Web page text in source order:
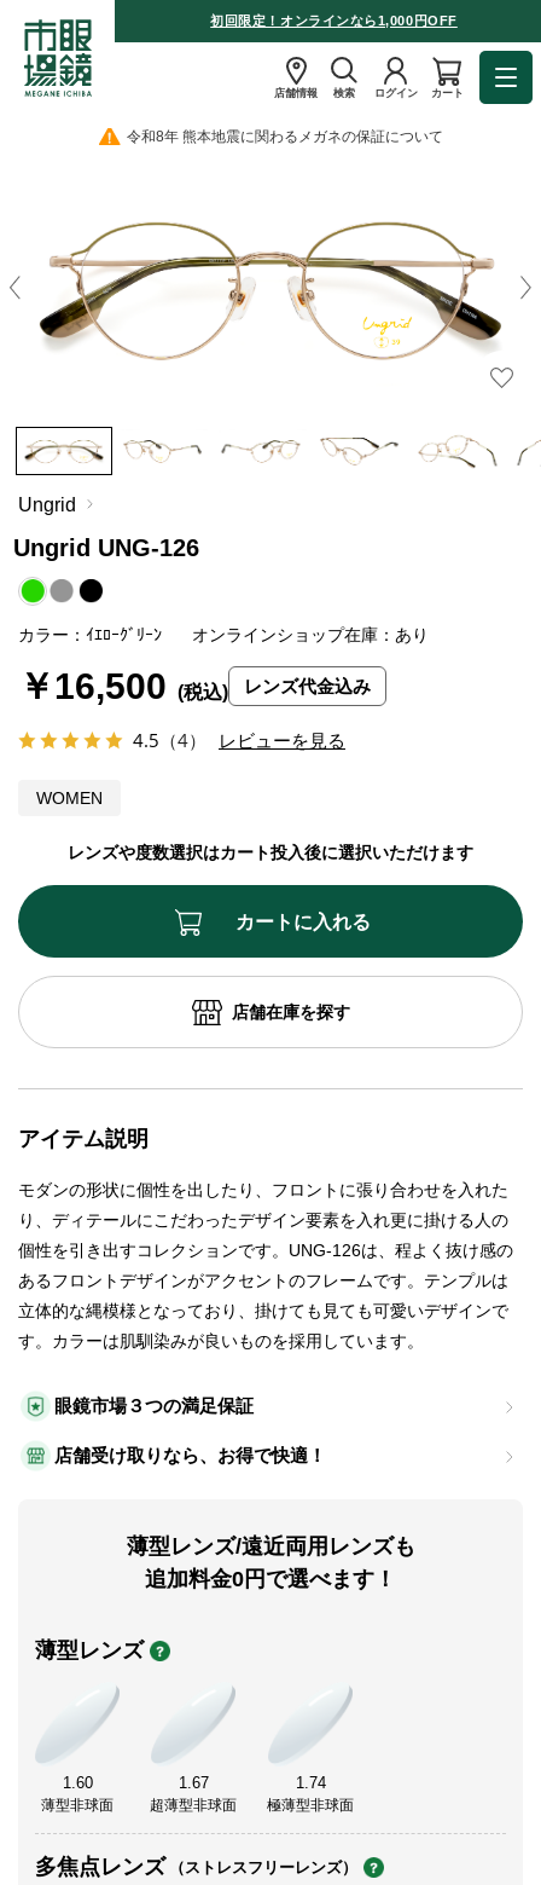
初回限定！オンラインなら1,000円OFF
店舗情報 検索 ログイン カート
令和8年 熊本地震に関わるメガネの保証について
Ungrid
Ungrid UNG-126
4.5 （4） レビューを見る
WOMEN
カラー：ｲｴﾛｰｸﾞﾘｰﾝ オンラインショップ在庫：あり
レンズや度数選択はカート投入後に選択いただけます
￥16,500 レンズ代金込み
眼鏡市場３つの満足保証
店舗受け取りなら、お得で快適！
薄型レンズ/遠近両用レンズも
追加料金0円で選べます！
薄型レンズ
1.60
薄型非球面
1.67
超薄型非球面
1.74
極薄型非球面
多焦点レンズ （ストレスフリーレンズ）
カートに入れる
店舗在庫を探す
アイテム説明
モダンの形状に個性を出したり、フロントに張り合わせを入れた
り、ディテールにこだわったデザイン要素を入れ更に掛ける人の
個性を引き出すコレクションです。UNG-126は、程よく抜け感の
あるフロントデザインがアクセントのフレームです。テンプルは
立体的な縄模様となっており、掛けても見ても可愛いデザインで
す。カラーは肌馴染みが良いものを採用しています。